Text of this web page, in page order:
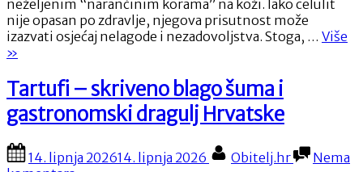
neželjenim “narančinim korama” na koži. Iako celulit
nije opasan po zdravlje, njegova prisutnost može
izazvati osjećaj nelagode i nezadovoljstva. Stoga, … Više
»
Tartufi – skriveno blago šuma i
gastronomski dragulj Hrvatske
Posted
on
14. lipnja 202614. lipnja 2026 By
Obitelj.hr
Nema